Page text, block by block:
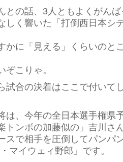
との話、3人ともよくがん
しく響いた「打倒西日本シ
かに「見える」くらいのと
ぞこりゃ。
試合の決着はここで付いて
は、今年の全日本選手権県
トンボの加藤似の」吉川さ
スで相手を圧倒してパンパ
マイウェィ野郎」です。